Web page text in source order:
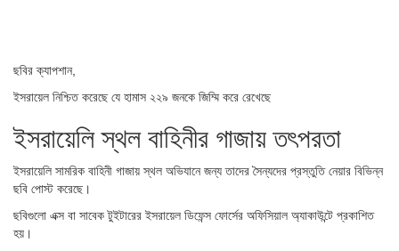
ছবির ক্যাপশান,
ইসরায়েল নিশ্চিত করেছে যে হামাস ২২৯ জনকে জিম্মি করে রেখেছে
ইসরায়েলি স্থল বাহিনীর গাজায় তৎপরতা
ইসরায়েলি সামরিক বাহিনী গাজায় স্থল অভিযানে জন্য তাদের সৈন্যদের প্রস্তুতি নেয়ার বিভিন্ন
ছবি পোস্ট করেছে।
ছবিগুলো এক্স বা সাবেক টুইটারের ইসরায়েল ডিফেন্স ফোর্সের অফিসিয়াল অ্যাকাউন্টে প্রকাশিত
হয়।